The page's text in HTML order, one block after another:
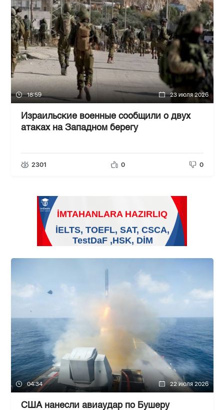
18:59 23 июля 2026
Израильские военные сообщили о двух
атаках на Западном берегу
2301 0 0
04:34 22 июля 2026
США нанесли авиаудар по Бушеру